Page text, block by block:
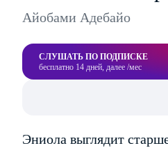
Айобами Адебайо
СЛУШАТЬ ПО ПОДПИСКЕ
бесплатно 14 дней, далее /мес
Эниола выглядит